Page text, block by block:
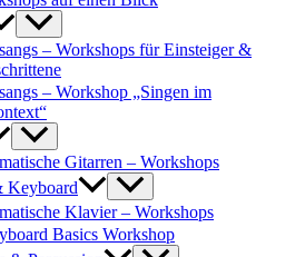
– Workshops für Einsteiger &
– Workshop „Singen im
Gitarren – Workshops
Keyboard
Klavier – Workshops
Basics Workshop